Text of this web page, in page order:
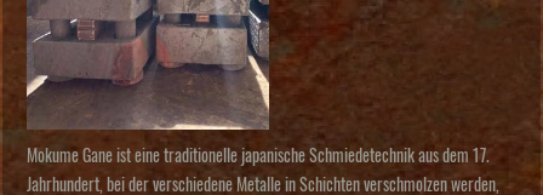
Mokume Gane ist eine traditionelle japanische Schmiedetechnik aus dem 17.
Jahrhundert, bei der verschiedene Metalle in Schichten verschmolzen werden,